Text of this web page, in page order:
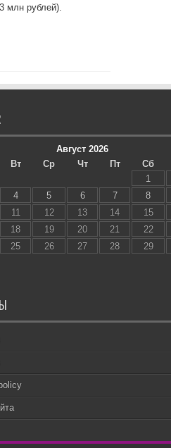
млн рублей).
Август 2026
Вт Ср Чт Пт Сб
1
4 5 6 7 8
11 12 13 14 15
18 19 20 21 22
25 26 27 28 29